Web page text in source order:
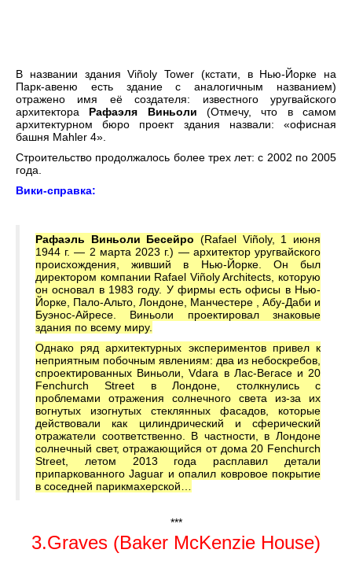
В названии здания Viñoly Tower (кстати, в Нью-Йорке на
Парк-авеню есть здание с аналогичным названием)
отражено имя её создателя: известного уругвайского
архитектора Рафаэля Виньоли (Отмечу, что в самом
архитектурном бюро проект здания назвали: «офисная
башня Mahler 4».
Строительство продолжалось более трех лет: с 2002 по 2005
года.
Вики-справка:
Рафаэль Виньоли Бесейро (Rafael Viñoly, 1 июня
1944 г. — 2 марта 2023 г.) — архитектор уругвайского
происхождения, живший в Нью-Йорке. Он был
директором компании Rafael Viñoly Architects, которую
он основал в 1983 году. У фирмы есть офисы в Нью-
Йорке, Пало-Альто, Лондоне, Манчестере , Абу-Даби и
Буэнос-Айресе. Виньоли проектировал знаковые
здания по всему миру.
Однако ряд архитектурных экспериментов привел к
неприятным побочным явлениям: два из небоскребов,
спроектированных Виньоли, Vdara в Лас-Вегасе и 20
Fenchurch Street в Лондоне, столкнулись с
проблемами отражения солнечного света из-за их
вогнутых изогнутых стеклянных фасадов, которые
действовали как цилиндрический и сферический
отражатели соответственно. В частности, в Лондоне
солнечный свет, отражающийся от дома 20 Fenchurch
Street, летом 2013 года расплавил детали
припаркованного Jaguar и опалил ковровое покрытие
в соседней парикмахерской…
***
3.Graves (Baker McKenzie House)